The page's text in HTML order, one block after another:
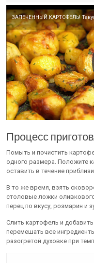
Процесс
Помыть и почистить
одного размера. Положите
оставить в течение
В то же время, взять
столовые ложки
перец по вкусу, розмарин и
Слить картофель и
перемешать все
разогретой духовке при